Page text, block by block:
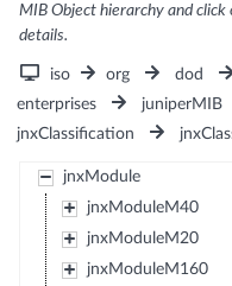
MIB Object hierarchy and
details.
iso org dod
enterprises
juniperMIB
jnxClassification
jnxModule
jnxModuleM40
jnxModuleM20
jnxModuleM160